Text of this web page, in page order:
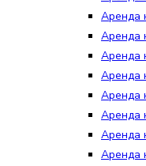
Аренда
Аренда
Аренда
Аренда
Аренда
Аренда
Аренда
Аренда